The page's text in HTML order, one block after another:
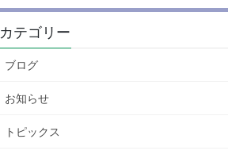
カテゴリー
ブログ
お知らせ
トピックス